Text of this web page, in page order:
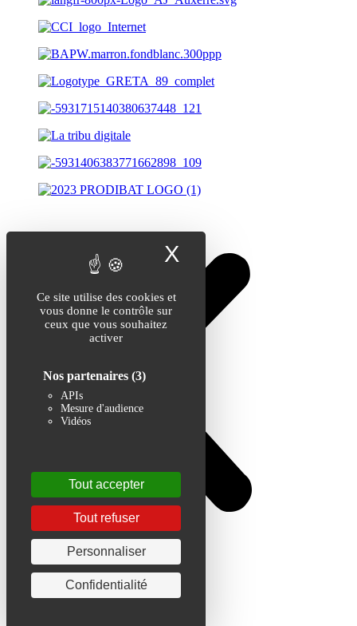
Ce site utilise des cookies et
vous donne le contrôle sur
ceux que vous souhaitez
activer
Nos partenaires (3)
APIs
Mesure d'audience
Vidéos
Tout accepter
Tout refuser
Personnaliser
Confidentialité
X Masquer le